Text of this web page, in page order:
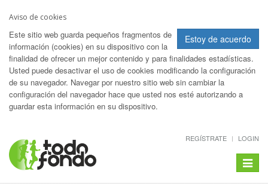
Aviso de cookies
Estoy de acuerdo
Este sitio web guarda pequeños fragmentos de
información (cookies) en su dispositivo con la
finalidad de ofrecer un mejor contenido y para finalidades estadísticas.
Usted puede desactivar el uso de cookies modificando la configuración
de su navegador. Navegar por nuestro sitio web sin cambiar la
configuración del navegador hace que usted nos esté autorizando a
guardar esta información en su dispositivo.
REGÍSTRATE LOGIN
Toggle